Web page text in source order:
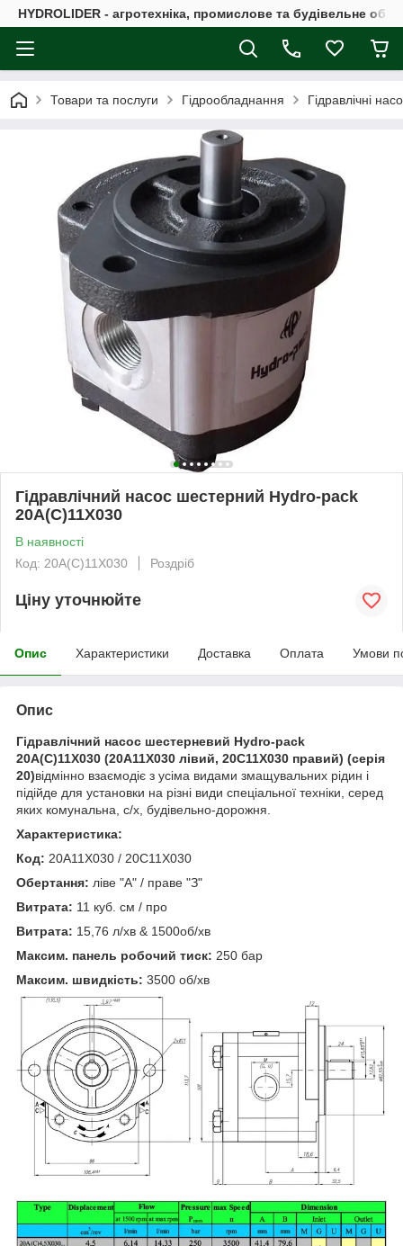
HYDROLIDER - агротехніка, промислове та будівельне
Товари та послуги Гідрообладнання Гідравлічні
Гідравлічний насос шестерний Hydro-pack
20А(С)11X030
В наявності
Код: 20А(С)11X030
Роздріб
Ціну уточнюйте
Опис Характеристики Доставка Оплата Умови
Опис
Гідравлічний насос шестерневий Hydro-pack
20A(C)11X030 (20A11X030 лівий, 20C11X030 правий) (серія
20)відмінно взаємодіє з усіма видами змащувальних рідин і
підійде для установки на різні види спеціальної техніки, серед
яких комунальна, с/х, будівельно-дорожня.
Характеристика:
Код: 20A11X030 / 20C11X030
Обертання: ліве "А" / праве "З"
Витрата: 11 куб. см / про
Витрата: 15,76 л/хв & 1500об/хв
Максим. панель робочий тиск: 250 бар
Максим. швидкість: 3500 об/хв